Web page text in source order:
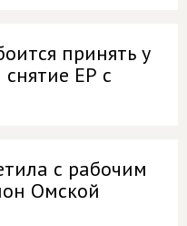
принять у
ЕР с
с рабочим
Омской